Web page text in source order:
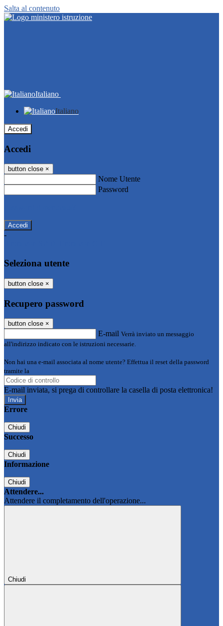
Salta al contenuto
Italiano
Italiano
Accedi
Accedi
button close ×
Nome Utente
Password
-
Seleziona utente
button close ×
Recupero password
button close ×
E-mail Verrà inviato un messaggio
all'indirizzo indicato con le istruzioni necessarie.
Non hai una e-mail associata al nome utente? Effettua il reset della password
tramite la
E-mail inviata, si prega di controllare la casella di posta elettronica!
Errore
Chiudi
Successo
Chiudi
Informazione
Chiudi
Attendere...
Attendere il completamento dell'operazione...
Chiudi